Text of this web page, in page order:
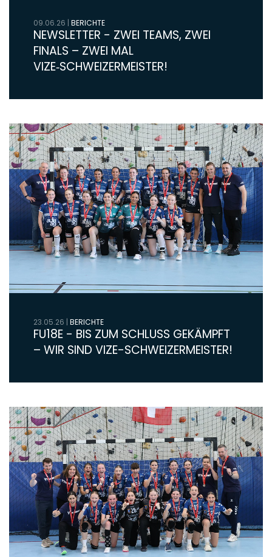
09.06.26 BERICHTE
NEWSLETTER - ZWEI TEAMS, ZWEI
FINALS – ZWEI MAL
VIZE‑SCHWEIZERMEISTER!
23.05.26 | BERICHTE
FU18E - BIS ZUM SCHLUSS GEKÄMPFT
– WIR SIND VIZE-SCHWEIZERMEISTER!